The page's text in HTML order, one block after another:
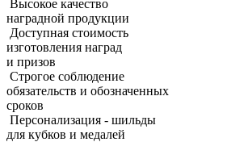
Высокое качество
наградной продукции
Доступная стоимость
изготовления наград
и призов
Строгое соблюдение
обязательств и обозначенных
сроков
Персонализация - шильды
для кубков и медалей